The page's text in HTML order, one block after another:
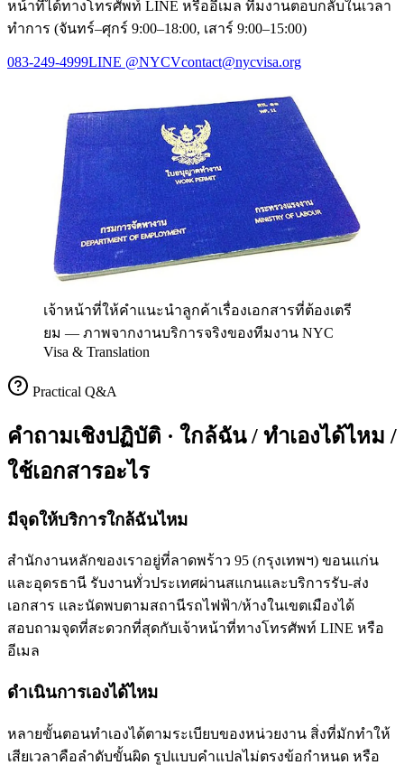
หน้าที่ได้ทางโทรศัพท์ LINE หรืออีเมล ทีมงานตอบกลับในเวลา
ทำการ (จันทร์–ศุกร์ 9:00–18:00, เสาร์ 9:00–15:00)
083-249-4999LINE @NYCVcontact@nycvisa.org
เจ้าหน้าที่ให้คำแนะนำลูกค้าเรื่องเอกสารที่ต้องเตรี
ยม — ภาพจากงานบริการจริงของทีมงาน NYC
Visa & Translation
Practical Q&A
คำถามเชิงปฏิบัติ · ใกล้ฉัน / ทำเองได้ไหม /
ใช้เอกสารอะไร
มีจุดให้บริการใกล้ฉันไหม
สำนักงานหลักของเราอยู่ที่ลาดพร้าว 95 (กรุงเทพฯ) ขอนแก่น
และอุดรธานี รับงานทั่วประเทศผ่านสแกนและบริการรับ-ส่ง
เอกสาร และนัดพบตามสถานีรถไฟฟ้า/ห้างในเขตเมืองได้
สอบถามจุดที่สะดวกที่สุดกับเจ้าหน้าที่ทางโทรศัพท์ LINE หรือ
อีเมล
ดำเนินการเองได้ไหม
หลายขั้นตอนทำเองได้ตามระเบียบของหน่วยงาน สิ่งที่มักทำให้
เสียเวลาคือลำดับขั้นผิด รูปแบบคำแปลไม่ตรงข้อกำหนด หรือ